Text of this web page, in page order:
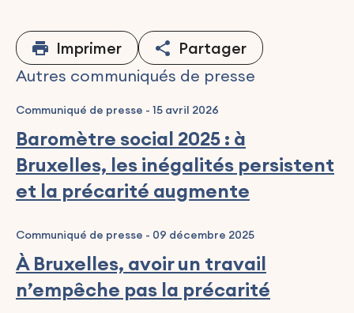
Imprimer
Partager
Autres communiqués de presse
Communiqué de presse - 15 avril 2026
Baromètre social 2025 : à
Bruxelles, les inégalités persistent
et la précarité augmente
Communiqué de presse - 09 décembre 2025
À Bruxelles, avoir un travail
n’empêche pas la précarité